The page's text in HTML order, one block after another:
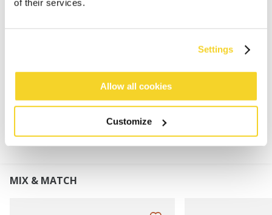
of their services.
Settings
Allow all cookies
Customize
100% acryl
MATERIAAL EN DETAILS
MIX & MATCH